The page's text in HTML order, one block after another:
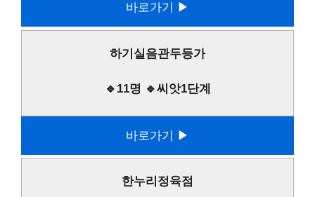
바로가기 ▶
하기실음관두등가
🔹11명 🔹씨앗1단계
바로가기 ▶
한누리정육점